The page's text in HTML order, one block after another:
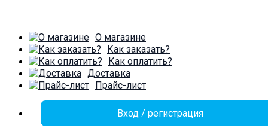
О магазине
Как заказать?
Как оплатить?
Доставка
Прайс-лист
Вход / регистрация